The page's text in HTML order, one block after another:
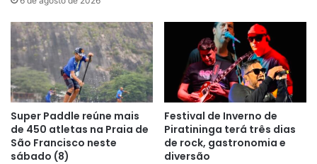
Super Paddle reúne mais
de 450 atletas na Praia de
São Francisco neste
sábado (8)
Festival de Inverno de
Piratininga terá três dias
de rock, gastronomia e
diversão